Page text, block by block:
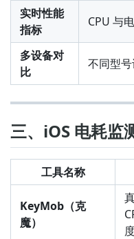
实时性能
指标
CPU 与
多设备对
比
不同型
三、iOS 电耗监
工具名称
KeyMob（克
魔）